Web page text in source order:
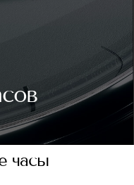
часы